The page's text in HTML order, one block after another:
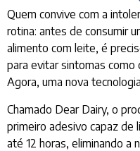
Quem convive com a
rotina: antes de consumir
alimento com leite, é
para evitar sintomas como
Agora, uma nova
Chamado Dear Dairy, o
primeiro adesivo capaz de
até 12 horas, eliminando a